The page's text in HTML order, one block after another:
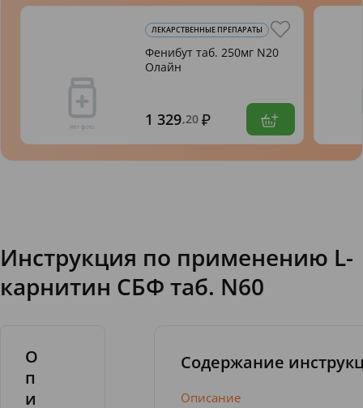
ЛЕКАРСТВЕННЫЕ ПРЕПАРАТЫ
Фенибут таб. 250мг N20
Олайн
1 329,20
Инструкция по применению L-
карнитин СБФ таб. N60
О
п
и
Содержание
Описание